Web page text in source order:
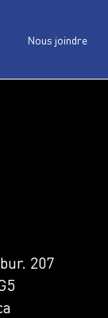
Nous joindre
207